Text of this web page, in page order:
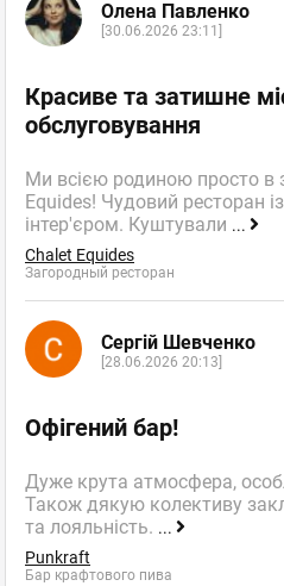
Олена Павленко
[30.06.2026 23:11]
Красиве та затишне
обслуговування
Ми всією родиною просто в
Equides! Чудовий ресторан
інтер'єром. Куштували ...
Chalet Equides
Загородный ресторан
Сергій Шевченко
[28.06.2026 20:13]
Офігений бар!
Дуже крута атмосфера,
Також дякую колективу
та лояльність. ...
Punkraft
Бар крафтового пива